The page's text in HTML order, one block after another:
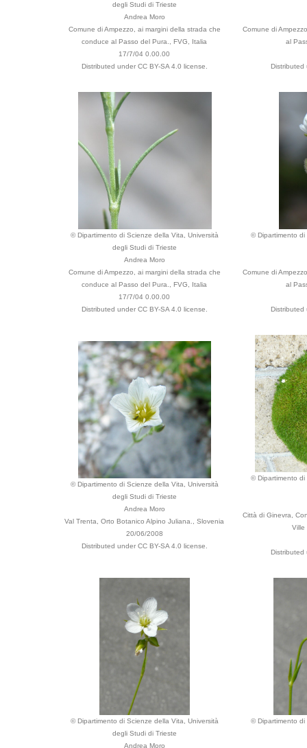
degli Studi di Trieste
Andrea Moro
Comune di Ampezzo, ai margini della strada che
conduce al Passo del Pura., FVG, Italia
17/7/04 0.00.00
Distributed under CC BY-SA 4.0 license.
Comune di
al
Distributed
© Dipartimento di Scienze della Vita, Università
degli Studi di Trieste
Andrea Moro
Comune di Ampezzo, ai margini della strada che
conduce al Passo del Pura., FVG, Italia
17/7/04 0.00.00
Distributed under CC BY-SA 4.0 license.
© Dipartimento
Comune di
al
Distributed
© Dipartimento di Scienze della Vita, Università
degli Studi di Trieste
Andrea Moro
Val Trenta, Orto Botanico Alpino Juliana., Slovenia
20/06/2008
Distributed under CC BY-SA 4.0 license.
© Dipartimento
Città di Ginevra,
Ville
Distributed
© Dipartimento di Scienze della Vita, Università
degli Studi di Trieste
Andrea Moro
© Dipartimento